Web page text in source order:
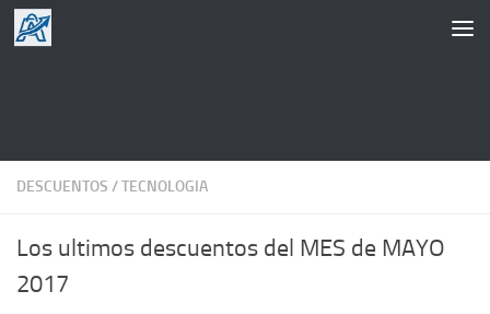
Saltar al contenido
DESCUENTOS /TECNOLOGIA
Los ultimos descuentos del MES de MAYO
2017